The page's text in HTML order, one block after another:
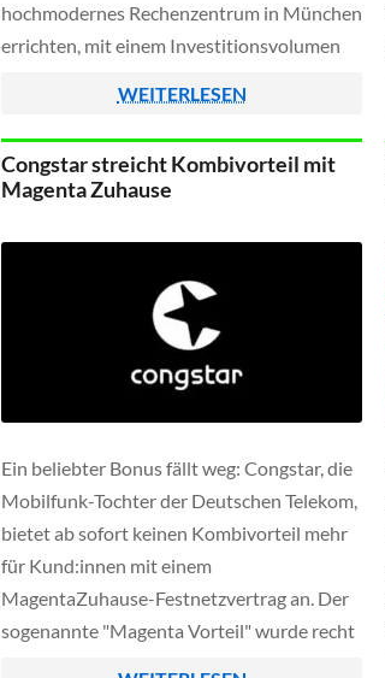
hochmodernes Rechenzentrum in München
errichten, mit einem Investitionsvolumen
Insiderkreisen bekannt wurde, soll auch der
Softwarekonzern SAP als einer der
Hauptnutzer und Ankermieter des neuen
KI-Zentrums auftreten. Damit […]
WEITERLESEN
Congstar streicht Kombivorteil mit
Magenta Zuhause
Ein beliebter Bonus fällt weg: Congstar, die
Mobilfunk-Tochter der Deutschen Telekom,
bietet ab sofort keinen Kombivorteil mehr
für Kund:innen mit einem
MagentaZuhause-Festnetzvertrag an. Der
sogenannte "Magenta Vorteil" wurde recht